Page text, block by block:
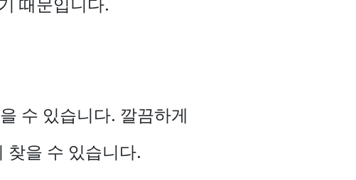
때문입니다.
수 있습니다. 깔끔하게
찾을 수 있습니다.